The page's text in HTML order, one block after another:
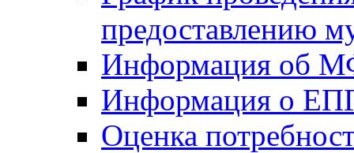
предоставлению
Информация об
Информация о
Оценка